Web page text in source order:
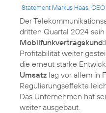
Statement Markus Haas,
Der
dritten Quartal 2024 sein
Profitabilität weiter
die erneut starke
Umsatz lag vor allem in
Regulierungseffekte
Das Unternehmen hat
weiter ausgebaut.